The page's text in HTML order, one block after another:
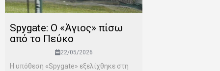
Spygate: Ο «Άγιος» πίσω
από το Πεύκο
22/05/2026
Η υπόθεση «Spygate» εξελίχθηκε στη